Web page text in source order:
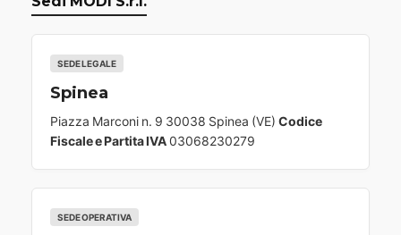
SEDE LEGALE
Spinea
Piazza Marconi n. 9 30038 Spinea (VE) Codice
Fiscale e Partita IVA03068230279
SEDE OPERATIVA